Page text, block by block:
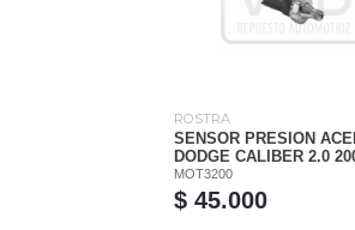
ROSTRA
SENSOR PRESION
DODGE CALIBER 2.0
MOT3200
$ 45.000